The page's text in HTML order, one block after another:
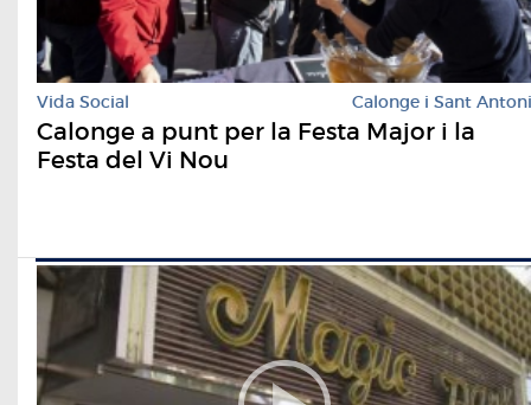
Vida Social Calonge i Sant Antoni
Calonge a punt per la Festa Major i la
Festa del Vi Nou